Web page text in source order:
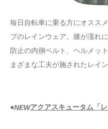
毎日自転車に乗る方にオスス
プのレインウェア。膝が濡れ
防止の内側ベルト、ヘルメッ
まざまな工夫が施されたレイ
●NEWアクアスキュータム「